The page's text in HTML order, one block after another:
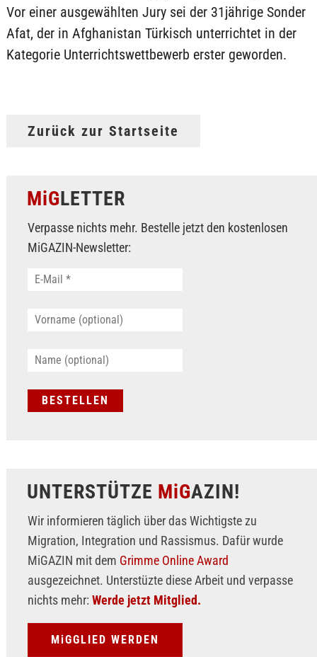
Vor einer ausgewählten Jury sei der 31jährige Sonder
Afat, der in Afghanistan Türkisch unterrichtet in der
Kategorie Unterrichtswettbewerb erster geworden.
Zurück zur Startseite
MiGLETTER
Verpasse nichts mehr. Bestelle jetzt den kostenlosen
MiGAZIN-Newsletter:
UNTERSTÜTZE MiGAZIN!
Wir informieren täglich über das Wichtigste zu
Migration, Integration und Rassismus. Dafür wurde
MiGAZIN mit dem Grimme Online Award
ausgezeichnet. Unterstüzte diese Arbeit und verpasse
nichts mehr: Werde jetzt Mitglied.
MiGGLIED WERDEN